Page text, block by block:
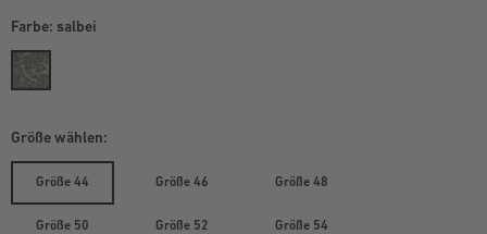
Farbe: salbei
Größe wählen:
Größe 44 Größe 46 Größe 48
Größe 50 Größe 52 Größe 54